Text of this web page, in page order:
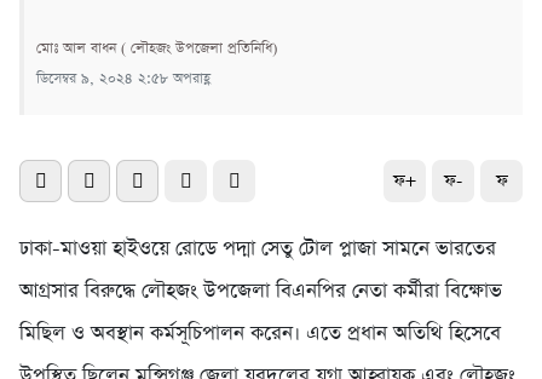
মোঃ আল বাধন ( লৌহজং উপজেলা প্রতিনিধি)
ডিসেম্বর ৯, ২০২৪ ২:৫৮ অপরাহ্ণ
ফ+ ফ- ফ
ঢাকা-মাওয়া হাইওয়ে রোডে পদ্মা সেতু টোল প্লাজা সামনে ভারতের
আগ্রসার বিরুদ্ধে লৌহজং উপজেলা বিএনপির নেতা কর্মীরা বিক্ষোভ
মিছিল ও অবস্থান কর্মসূচিপালন করেন। এতে প্রধান অতিথি হিসেবে